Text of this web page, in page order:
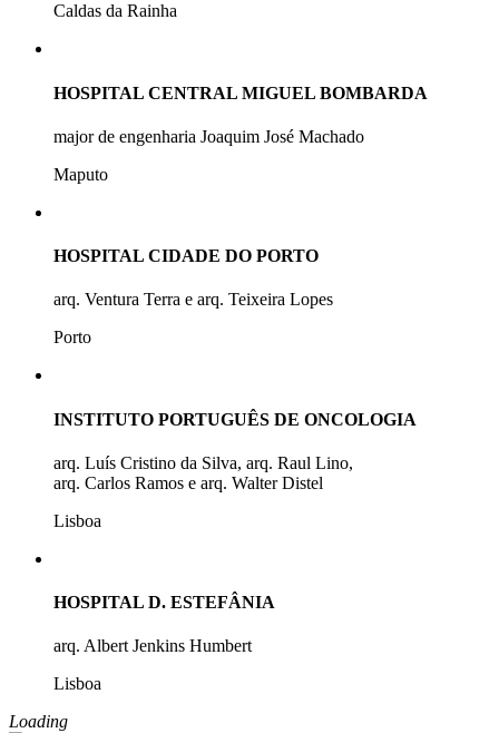
Caldas da Rainha
HOSPITAL CENTRAL MIGUEL BOMBARDA
major de engenharia Joaquim José Machado
Maputo
HOSPITAL CIDADE DO PORTO
arq. Ventura Terra e arq. Teixeira Lopes
Porto
INSTITUTO PORTUGUÊS DE ONCOLOGIA
arq. Luís Cristino da Silva, arq. Raul Lino,
arq. Carlos Ramos e arq. Walter Distel
Lisboa
HOSPITAL D. ESTEFÂNIA
arq. Albert Jenkins Humbert
Lisboa
Loading